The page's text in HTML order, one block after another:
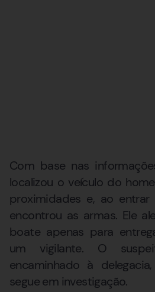
Com base nas
localizou o veículo do
proximidades e, ao entrar
encontrou as armas. Ele
boate apenas para
um vigilante. O
encaminhado à
segue em investigação.